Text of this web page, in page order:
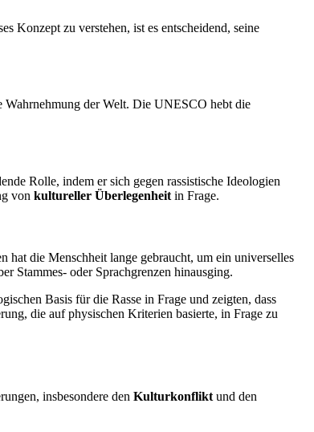
Konzept zu verstehen, ist es entscheidend, seine
Wahrnehmung der Welt. Die UNESCO hebt die
Rolle, indem er sich gegen rassistische Ideologien
von kultureller Überlegenheit in Frage.
hat die Menschheit lange gebraucht, um ein universelles
Stammes- oder Sprachgrenzen hinausging.
Basis für die Rasse in Frage und zeigten, dass
die auf physischen Kriterien basierte, in Frage zu
insbesondere den Kulturkonflikt und den